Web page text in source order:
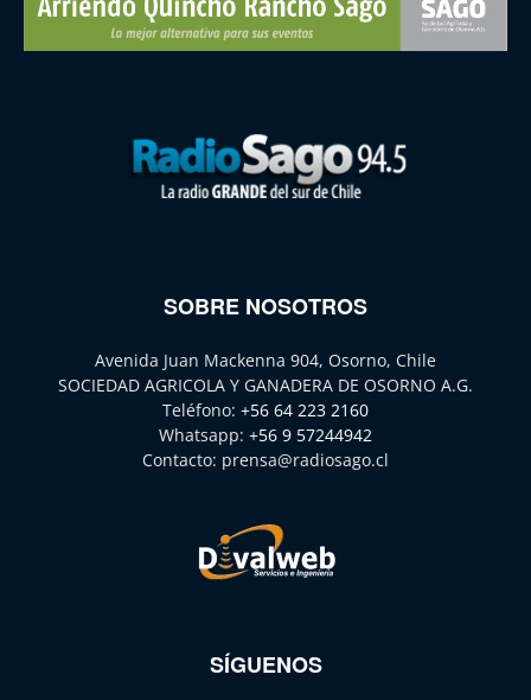
SOBRE NOSOTROS
Avenida Juan Mackenna 904, Osorno, Chile
SOCIEDAD AGRICOLA Y GANADERA DE OSORNO A.G.
Teléfono: +56 64 223 2160
Whatsapp: +56 9 57244942
Contacto: prensa@radiosago.cl
SÍGUENOS